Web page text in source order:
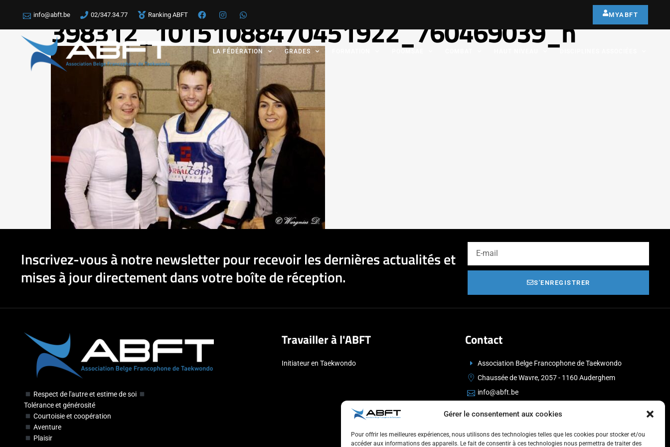
Gérer le consentement aux cookies
Pour offrir les meilleures expériences, nous utilisons des technologies telles que les cookies pour stocker et/ou
accéder aux informations des appareils. Le fait de consentir à ces technologies nous permettra de traiter des
info@abft.be 02/347.34.77 Ranking ABFT MYABFT
LA FÉDÉRATION GRADES
398312_10151088470451922_760469039_n
Inscrivez-vous à notre newsletter pour recevoir les dernières actualités et
mises à jour directement dans votre boîte de réception.
S'ENREGISTRER
Respect de l'autre et estime de soi
Tolérance et générosité
Courtoisie et coopération
Aventure
Plaisir
Travailler à l'ABFT
Initiateur en Taekwondo
Contact
Association Belge Francophone de Taekwondo
Chaussée de Wavre, 2057 - 1160 Auderghem
info@abft.be